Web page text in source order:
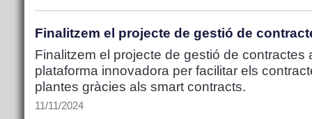
Finalitzem el projecte de gestió de
Finalitzem el projecte de gestió de contractes
plataforma innovadora per facilitar els
plantes gràcies als smart contracts.
11/11/2024